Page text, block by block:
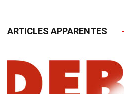
ARTICLES APPARENTÉS